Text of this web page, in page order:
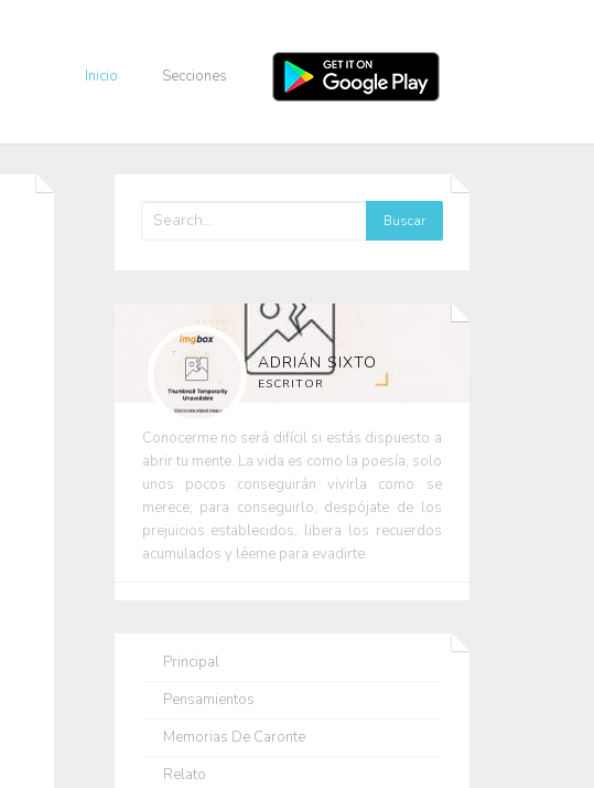
Inicio Secciones
ADRIÁN SIXTO
ESCRITOR
Conocerme no será difícil si estás dispuesto a
abrir tu mente. La vida es como la poesía, solo
unos pocos conseguirán vivirla como se
merece; para conseguirlo, despójate de los
prejuicios establecidos, libera los recuerdos
acumulados y léeme para evadirte.
Principal
Pensamientos
Memorias De Caronte
Relato